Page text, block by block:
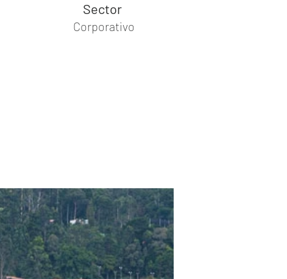
Sector
Corporativo